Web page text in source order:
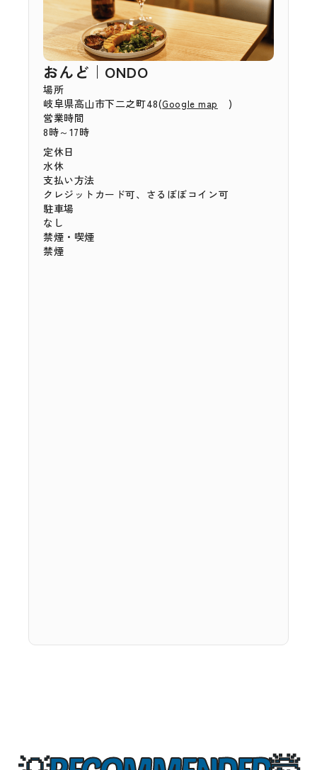
おんど｜ONDO
場所
岐阜県高山市下二之町48(Google map
)
営業時間
8時～17時
定休日
水休
支払い方法
クレジットカード可、さるぼぼコイン可
駐車場
なし
禁煙・喫煙
禁煙